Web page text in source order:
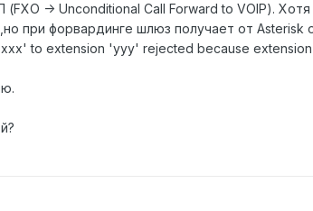
-> Unconditional Call Forward to VOIP).
при форвардинге шлюз получает от
'xxx' to extension 'yyy' rejected because